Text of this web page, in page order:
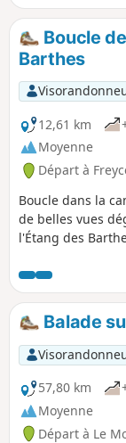
Boucle
Barthes
12,61 km
Moyenne
Départ à
Boucle dans la
de belles vues
l'Étang des
Balade
57,80 km
Moyenne
Départ à Le